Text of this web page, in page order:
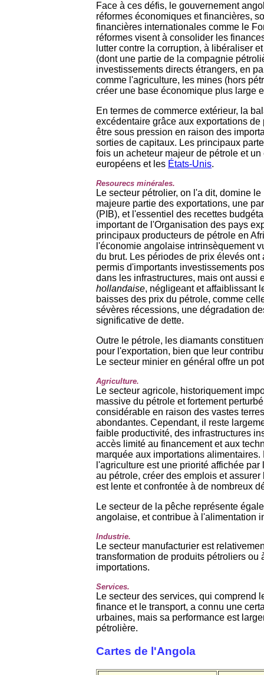
Face à ces défis, le gouvernement
réformes économiques et financières,
financières internationales comme le
réformes visent à consolider les
lutter contre la corruption, à libéraliser
(dont une partie de la compagnie
investissements directs étrangers, en
comme l'agriculture, les mines (hors
créer une base économique plus large
En termes de commerce extérieur, la
excédentaire grâce aux exportations
être sous pression en raison des
sorties de capitaux. Les principaux
fois un acheteur majeur de pétrole et
européens et les États-Unis.
Resourecs minérales.
Le secteur pétrolier, on l'a dit, domine
majeure partie des exportations, une
(PIB), et l'essentiel des recettes
important de l'Organisation des pays
principaux producteurs de pétrole en
l'économie angolaise intrinsèquement
du brut. Les périodes de prix élevés
permis d'importants investissements
dans les infrastructures, mais ont
hollandaise, négligeant et affaiblissant
baisses des prix du pétrole, comme
sévères récessions, une dégradation
significative de dette.
Outre le pétrole, les diamants
pour l'exportation, bien que leur
Le secteur minier en général offre un
Agriculture.
Le secteur agricole, historiquement
massive du pétrole et fortement
considérable en raison des vastes
abondantes. Cependant, il reste
faible productivité, des infrastructures
accès limité au financement et aux
marquée aux importations
l'agriculture est une priorité affichée
au pétrole, créer des emplois et
est lente et confrontée à de nombreux
Le secteur de la pêche représente
angolaise, et contribue à l'alimentation
Industrie.
Le secteur manufacturier est
transformation de produits pétroliers
importations.
Services.
Le secteur des services, qui comprend
finance et le transport, a connu une
urbaines, mais sa performance est
pétrolière.
Cartes de l'Angola